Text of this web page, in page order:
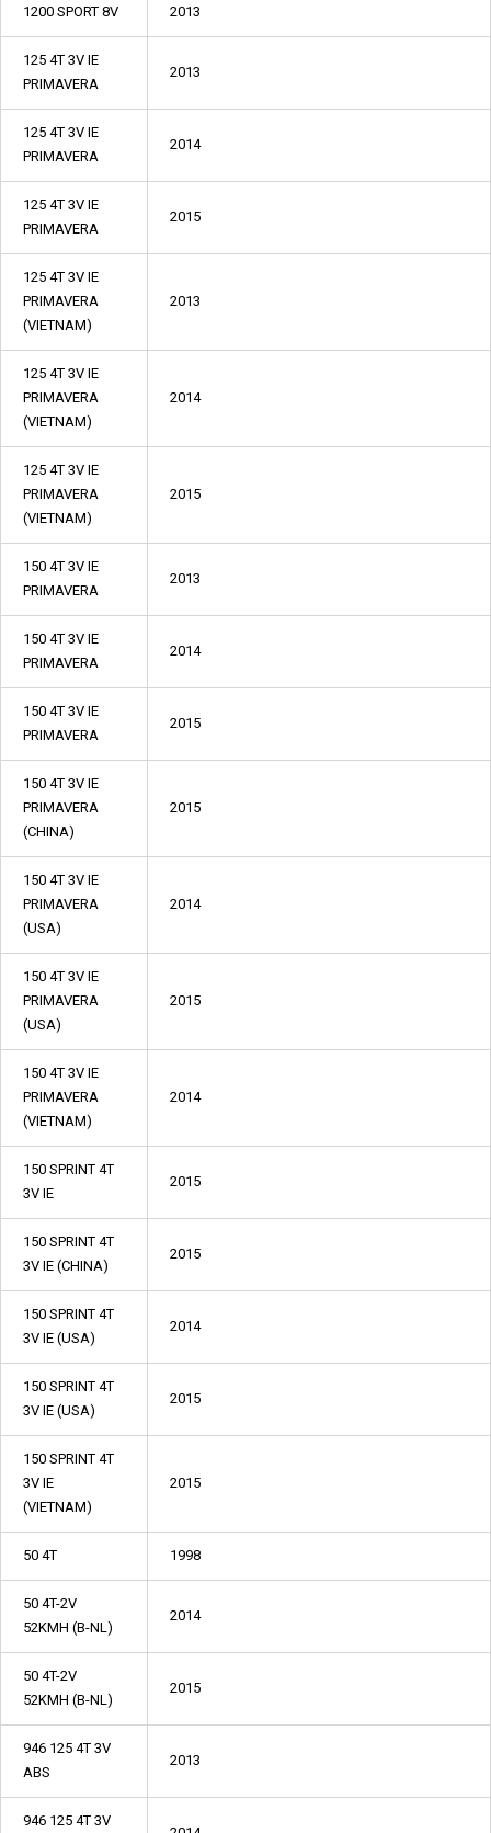
1200 SPORT 8V 2013
125 4T 3V IE
PRIMAVERA
2013
125 4T 3V IE
PRIMAVERA
2014
125 4T 3V IE
PRIMAVERA
2015
125 4T 3V IE
PRIMAVERA
(VIETNAM)
2013
125 4T 3V IE
PRIMAVERA
(VIETNAM)
2014
125 4T 3V IE
PRIMAVERA
(VIETNAM)
2015
150 4T 3V IE
PRIMAVERA
2013
150 4T 3V IE
PRIMAVERA
2014
150 4T 3V IE
PRIMAVERA
2015
150 4T 3V IE
PRIMAVERA
(CHINA)
2015
150 4T 3V IE
PRIMAVERA
(USA)
2014
150 4T 3V IE
PRIMAVERA
(USA)
2015
150 4T 3V IE
PRIMAVERA
(VIETNAM)
2014
150 SPRINT 4T
3V IE
2015
150 SPRINT 4T
3V IE (CHINA)
2015
150 SPRINT 4T
3V IE (USA)
2014
150 SPRINT 4T
3V IE (USA)
2015
150 SPRINT 4T
3V IE
(VIETNAM)
2015
50 4T 1998
50 4T-2V
52KMH (B-NL)
2014
50 4T-2V
52KMH (B-NL)
2015
946 125 4T 3V
ABS
2013
946 125 4T 3V